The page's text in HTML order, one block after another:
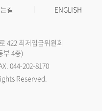
길 ENGLISH
422 최저임금위원회
부 4층)
044-202-8170
Reserved.